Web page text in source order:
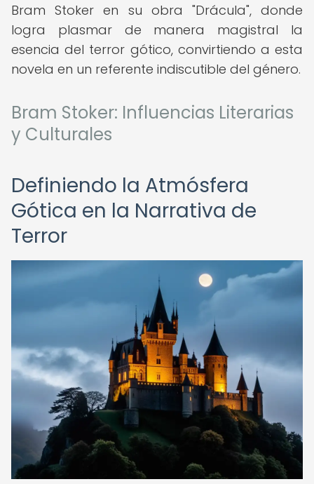
Bram Stoker en su obra "Drácula", donde
logra plasmar de manera magistral la
esencia del terror gótico, convirtiendo a esta
novela en un referente indiscutible del género.
Bram Stoker: Influencias Literarias
y Culturales
Definiendo la Atmósfera
Gótica en la Narrativa de
Terror